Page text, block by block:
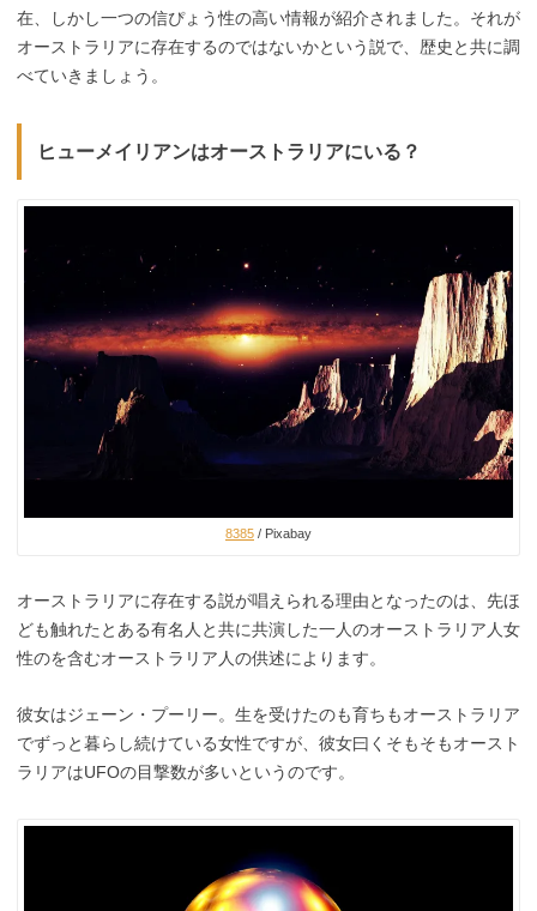
在、しかし一つの信ぴょう性の高い情報が紹介されました。それが
オーストラリアに存在するのではないかという説で、歴史と共に調
べていきましょう。
ヒューメイリアンはオーストラリアにいる？
8385 / Pixabay
オーストラリアに存在する説が唱えられる理由となったのは、先ほ
ども触れたとある有名人と共に共演した一人のオーストラリア人女
性のを含むオーストラリア人の供述によります。
彼女はジェーン・プーリー。生を受けたのも育ちもオーストラリア
でずっと暮らし続けている女性ですが、彼女曰くそもそもオースト
ラリアはUFOの目撃数が多いというのです。